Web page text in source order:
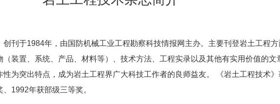
创刊于1984年，由国防机械工业工程勘察科技情报网主办。主要刊登岩土工程
装置、系统、产品、材料等）、技术方法、工程实录以及其他有实用价值的文
为突出特点，成为岩土工程界广大科技工作者的良师益友。 《岩土工程技术
1992年获部级三等奖。